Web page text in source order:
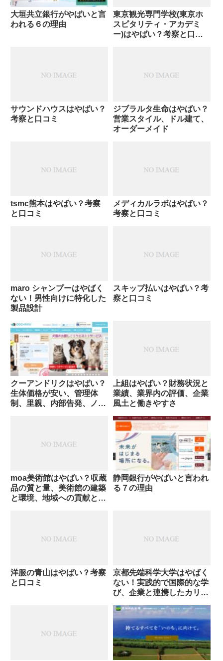
大垣共立銀行がやばいと言
われる６の理由
東京観光専門学校(東京ホ
スピタリティ・アカデミ
ー)はやばい？考察と口コ
サウンドハウスはやばい？
考察と口コミ
ジブラルタ生命はやばい？
営業スタイル、ドル建て、
オーダーメイド
tsmc熊本はやばい？考察
と口コミ
メディカルラボはやばい？
考察と口コミ
maro シャンプーはやばく
ない！男性向けに特化した
製品設計
スキップ払いはやばい？考
察と口コミ
クーアンドリクはやばい？
生体価格が安い、管理体
制、里親、内部告発、ノル
上組はやばい？財務状況と
業績、業界内の評価、企業
風土と働きやすさ
moa美術館はやばい？収蔵
品の質と量、美術館の建築
と環境、地域への貢献と影
静岡銀行がやばいと言われ
る７の理由
洋服の青山はやばい？考察
と口コミ
京都先端科学大学はやばく
ない！実践的で国際的な学
び、企業と連携したカリキ